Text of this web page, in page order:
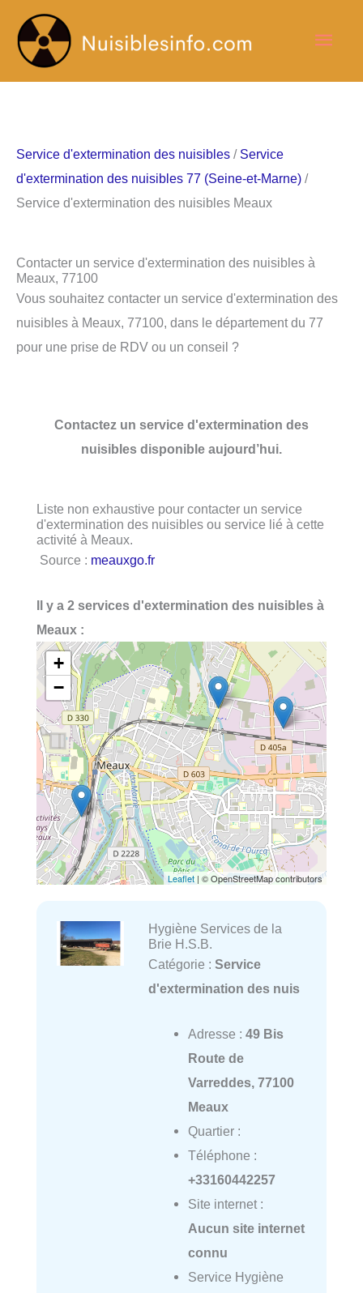
contenu
Service d'extermination des nuisibles / Service
d'extermination des nuisibles 77 (Seine-et-Marne) /
Service d'extermination des nuisibles Meaux
Contacter un service d'extermination des nuisibles à
Meaux, 77100
Vous souhaitez contacter un service d'extermination des
nuisibles à Meaux, 77100, dans le département du 77
pour une prise de RDV ou un conseil ?
Contactez un service d'extermination des
nuisibles disponible aujourd’hui.
Liste non exhaustive pour contacter un service
d'extermination des nuisibles ou service lié à cette
activité à Meaux.
Source : meauxgo.fr
Il y a 2 services d'extermination des nuisibles à
Meaux :
+
−
Leaflet | © OpenStreetMap contributors
Hygiène Services de la
Brie H.S.B.
Catégorie : Service
d'extermination des nuis
Adresse : 49 Bis
Route de
Varreddes, 77100
Meaux
Quartier :
Téléphone :
+33160442257
Site internet :
Aucun site internet
connu
Service Hygiène